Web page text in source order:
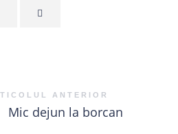
ANTERIOR
Mic dejun la borcan